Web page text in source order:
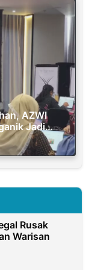
AZWI
Jadi
Rusak
Warisan